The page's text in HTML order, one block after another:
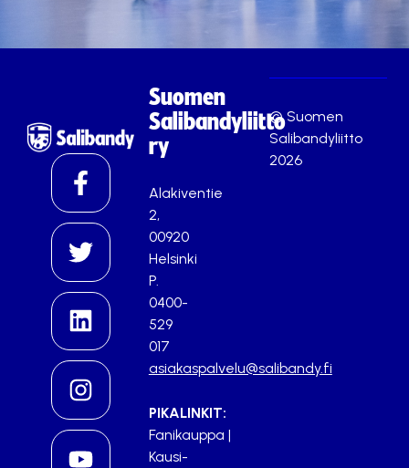
Suomen
Salibandyliitto
ry
Alakiventie
2,
00920
Helsinki
P.
0400-
529
017
asiakaspalvelu@salibandy.fi
PIKALINKIT:
Fanikauppa |
Kausi-
© Suomen
Salibandyliitto
2026